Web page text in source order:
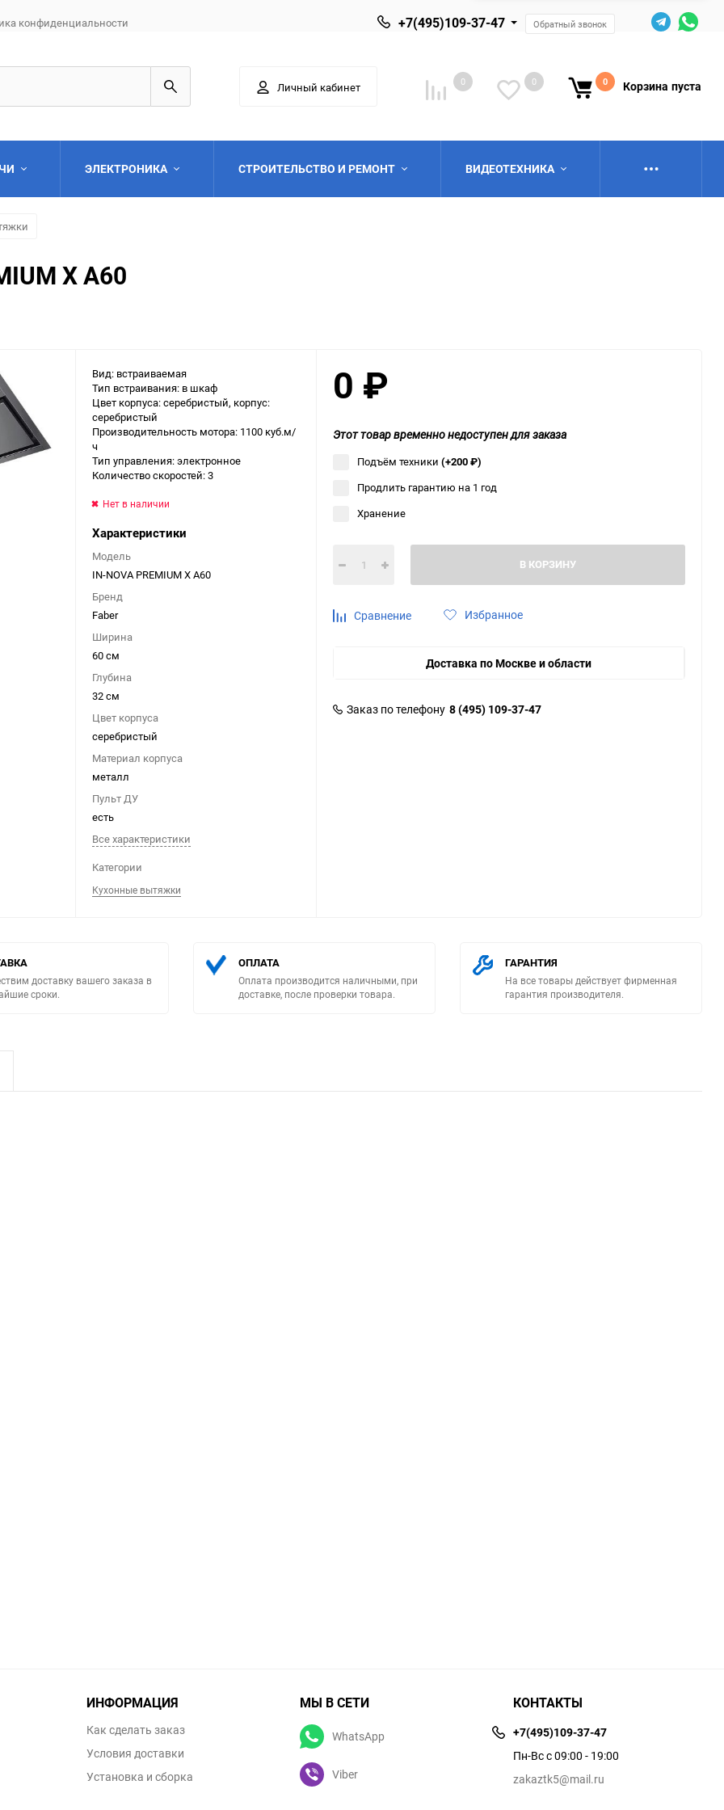
конфиденциальности +7(495)109-37-47 Обратный звонок
Личный кабинет 0 0 0 Корзина пуста
Выберите категорию
Выберите категорию
ЭЛЕКТРОНИКА СТРОИТЕЛЬСТВО И РЕМОНТ
Выберите категорию
ВИДЕОТЕХНИКА
X A60
Вид: встраиваемая
Тип встраивания: в шкаф
Цвет корпуса: серебристый, корпус:
серебристый
Производительность мотора: 1100 куб.м/
ч
Тип управления: электронное
Количество скоростей: 3
Нет в наличии
Характеристики
Модель
IN-NOVA PREMIUM X A60
Бренд
Faber
Ширина
60 см
Глубина
32 см
Цвет корпуса
серебристый
Материал корпуса
металл
Пульт ДУ
есть
Все характеристики
Категории
Кухонные вытяжки
0 ₽
Этот товар временно недоступен для заказа
Подъём техники (+200₽)
Продлить гарантию на 1 год
Хранение
В КОРЗИНУ
Сравнение Избранное
Доставка по Москве и области
Заказ по телефону 8 (495) 109-37-47
доставку вашего заказа в
сроки.
ОПЛАТА
Оплата производится наличными, при
доставке, после проверки товара.
ГАРАНТИЯ
На все товары действует фирменная
гарантия производителя.
ИНФОРМАЦИЯ
Как сделать заказ
Условия доставки
Установка и сборка
МЫ В СЕТИ
WhatsApp
Viber
КОНТАКТЫ
+7(495)109-37-47
Пн-Вс с 09:00 - 19:00
zakaztk5@mail.ru